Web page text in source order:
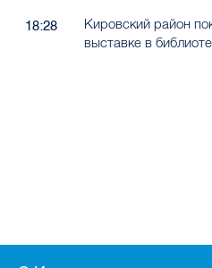
18:28
Кировский район
выставке в